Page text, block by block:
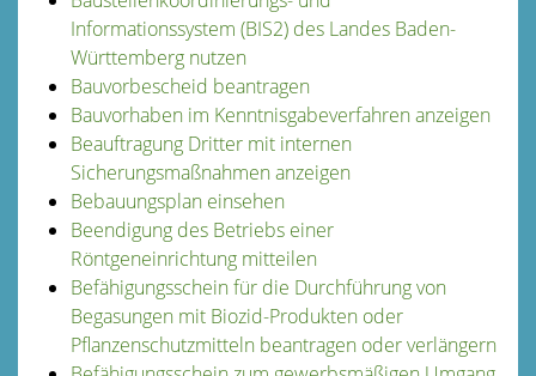
Informationssystem (BIS2) des Landes Baden-
Württemberg nutzen
Bauvorbescheid beantragen
Bauvorhaben im Kenntnisgabeverfahren anzeigen
Beauftragung Dritter mit internen
Sicherungsmaßnahmen anzeigen
Bebauungsplan einsehen
Beendigung des Betriebs einer
Röntgeneinrichtung mitteilen
Befähigungsschein für die Durchführung von
Begasungen mit Biozid-Produkten oder
Pflanzenschutzmitteln beantragen oder verlängern